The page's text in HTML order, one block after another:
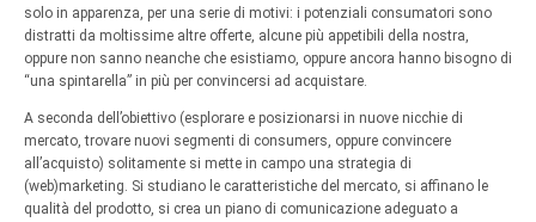
solo in apparenza, per una serie di motivi: i potenziali consumatori sono
distratti da moltissime altre offerte, alcune più appetibili della nostra,
oppure non sanno neanche che esistiamo, oppure ancora hanno bisogno di
“una spintarella” in più per convincersi ad acquistare.
A seconda dell’obiettivo (esplorare e posizionarsi in nuove nicchie di
mercato, trovare nuovi segmenti di consumers, oppure convincere
all’acquisto) solitamente si mette in campo una strategia di
(web)marketing. Si studiano le caratteristiche del mercato, si affinano le
qualità del prodotto, si crea un piano di comunicazione adeguato a